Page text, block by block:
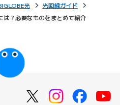
光
光回線ガイド
？必要なものをまとめて紹介
）